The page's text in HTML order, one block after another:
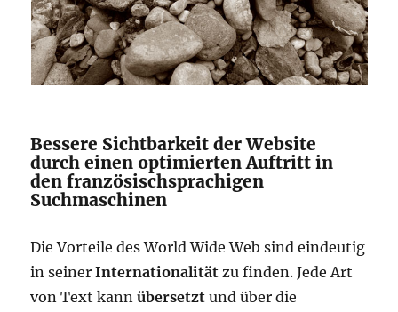
Bessere Sichtbarkeit der Website
durch einen optimierten Auftritt in
den französischsprachigen
Suchmaschinen
Die Vorteile des World Wide Web sind eindeutig
in seinerInternationalität zu finden. Jede Art
von Text kannübersetzt und über die